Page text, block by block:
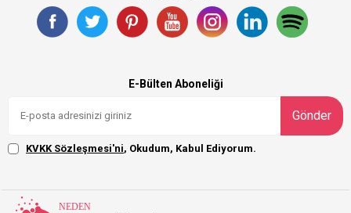
E-Bülten Aboneliği
Gönder
KVKK Sözleşmesi'ni, Okudum, Kabul Ediyorum.